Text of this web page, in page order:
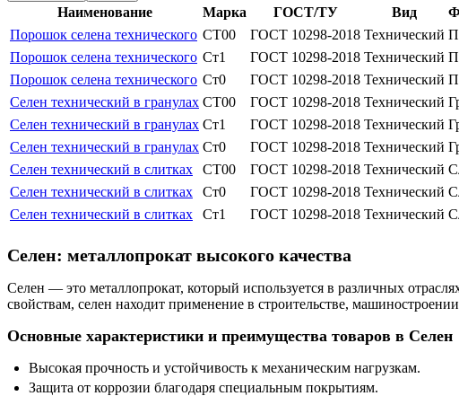
Наименование Марка ГОСТ/ТУ Вид
Порошок селена технического СТ00 ГОСТ 10298-2018 Технический
Порошок селена технического Ст1 ГОСТ 10298-2018 Технический
Порошок селена технического Ст0 ГОСТ 10298-2018 Технический
Селен технический в гранулах СТ00 ГОСТ 10298-2018 Технический
Селен технический в гранулах Ст1 ГОСТ 10298-2018 Технический
Селен технический в гранулах Ст0 ГОСТ 10298-2018 Технический
Селен технический в слитках СТ00 ГОСТ 10298-2018 Технический
Селен технический в слитках Ст0 ГОСТ 10298-2018 Технический
Селен технический в слитках Ст1 ГОСТ 10298-2018 Технический
Селен: металлопрокат высокого качества
Селен — это металлопрокат, который используется в различных
свойствам, селен находит применение в строительстве,
Основные характеристики и преимущества товаров в Селен
Высокая прочность и устойчивость к механическим нагрузкам.
Защита от коррозии благодаря специальным покрытиям.